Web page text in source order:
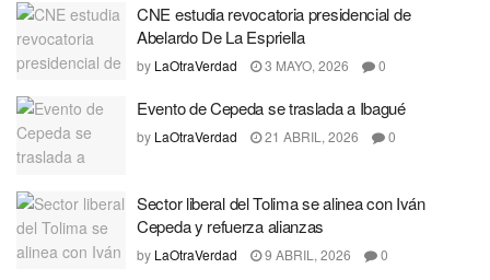
CNE estudia revocatoria presidencial de
Abelardo De La Espriella
by LaOtraVerdad 3 MAYO, 2026 0
Evento de Cepeda se traslada a Ibagué
by LaOtraVerdad 21 ABRIL, 2026 0
Sector liberal del Tolima se alinea con Iván
Cepeda y refuerza alianzas
by LaOtraVerdad 9 ABRIL, 2026 0